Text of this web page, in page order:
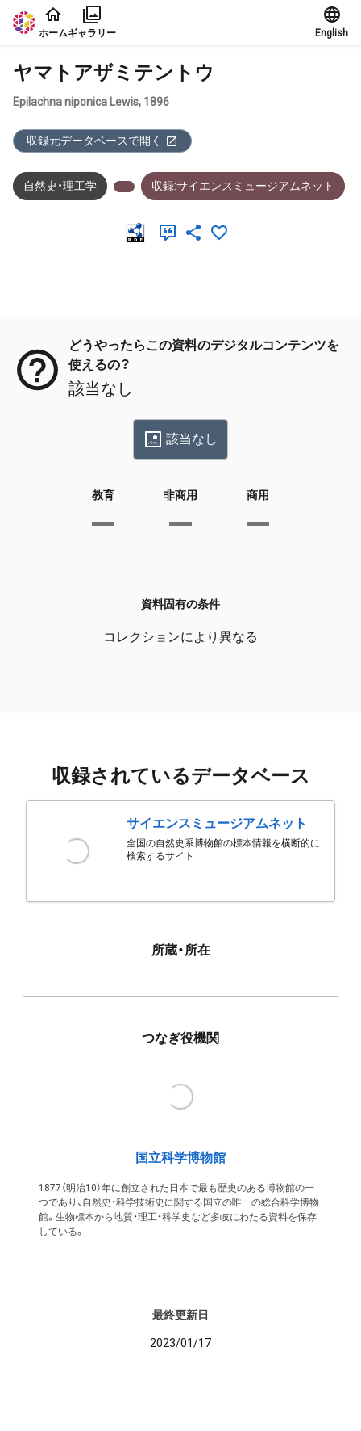
本文に飛ぶ
ホームギャラリー English
ヤマトアザミテントウ
Epilachna niponica Lewis, 1896
収録元データベースで開く
自然史・理工学 収録:サイエンスミュージアムネット
どうやったらこの資料のデジタルコンテンツを
使えるの？
該当なし
該当なし
教育 非商用 商用
資料固有の条件
コレクションにより異なる
収録されているデータベース
サイエンスミュージアムネット
全国の自然史系博物館の標本情報を横断的に
検索するサイト
所蔵・所在
つなぎ役機関
国立科学博物館
1877（明治10）年に創立された日本で最も歴史のある博物館の一
つであり、自然史・科学技術史に関する国立の唯一の総合科学博物
館。生物標本から地質・理工・科学史など多岐にわたる資料を保存
している。
最終更新日
2023/01/17